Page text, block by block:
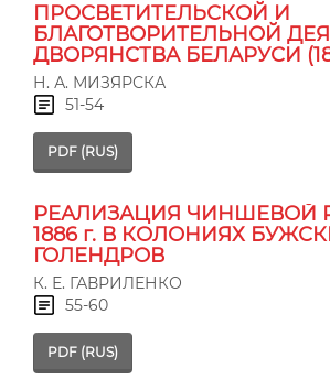
ПРОСВЕТИТЕЛЬСКОЙ И
БЛАГОТВОРИТЕЛЬНОЙ
ДВОРЯНСТВА БЕЛАРУСИ
Н. А. МИЗЯРСКА
51-54
PDF (RUS)
РЕАЛИЗАЦИЯ ЧИНШЕВОЙ
1886 г. В КОЛОНИЯХ
ГОЛЕНДРОВ
К. Е. ГАВРИЛЕНКО
55-60
PDF (RUS)